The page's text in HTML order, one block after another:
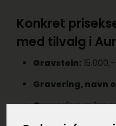
Konkret
med tilvalg i
Gravstein:
Gravering, navn
Gravering,